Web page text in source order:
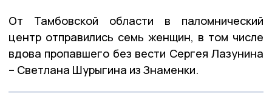
От Тамбовской области в паломнический
центр отправились семь женщин, в том числе
вдова пропавшего без вести Сергея Лазунина
– Светлана Шурыгина из Знаменки.